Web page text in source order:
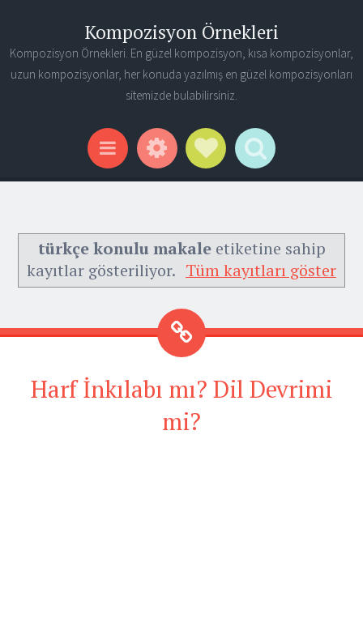
Kompozisyon Örnekleri
Kompozisyon Örnekleri. En güzel kompozisyon, kısa kompozisyonlar,
uzun kompozisyonlar, her konuda yazılmış en güzel kompozisyonları
sitemizde bulabilirsiniz.
Menu WidgetsSocial Links
Search
türkçe konulu makaleetiketine sahip
kayıtlar gösteriliyor. Tüm kayıtları göster
Harf İnkılabı mı? Dil Devrimi
mi?